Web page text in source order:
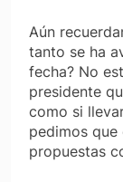
Aún
tanto se ha
fecha? No
presidente
como si
pedimos que
propuestas